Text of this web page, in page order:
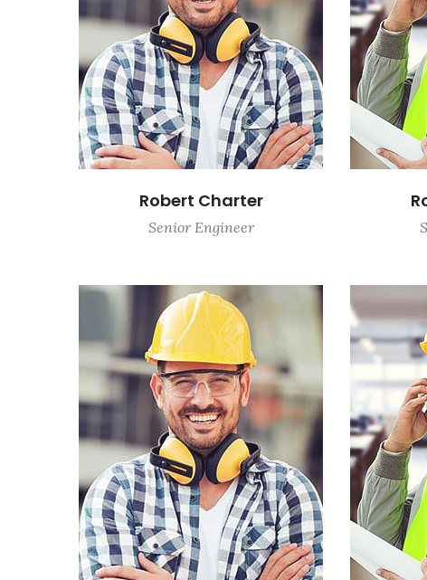
Robert Charter
Senior Engineer